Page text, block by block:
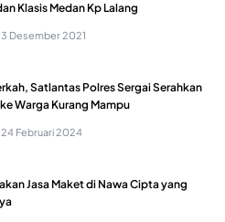
Klasis Medan Kp Lalang
Desember 2021
Satlantas Polres Sergai Serahkan
Warga Kurang Mampu
24 Februari 2024
Jasa Maket di Nawa Cipta yang